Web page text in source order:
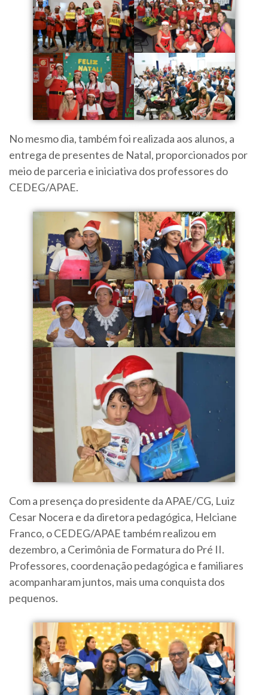
No mesmo dia, também foi realizada aos alunos, a
entrega de presentes de Natal, proporcionados por
meio de parceria e iniciativa dos professores do
CEDEG/APAE.
Com a presença do presidente da APAE/CG, Luiz
Cesar Nocera e da diretora pedagógica, Helciane
Franco, o CEDEG/APAE também realizou em
dezembro, a Cerimônia de Formatura do Pré II.
Professores, coordenação pedagógica e familiares
acompanharam juntos, mais uma conquista dos
pequenos.